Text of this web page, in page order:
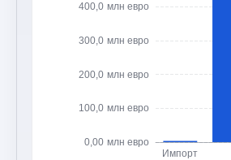
0,00 млн евро
100,0 млн евро
200,0 млн евро
300,0 млн евро
400,0 млн евро
Импорт